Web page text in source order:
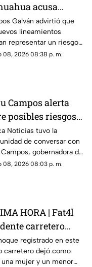
acusa
censura
desde el
Federal
Galván advirtió que
lineamientos
representar un riesgo
libertad de expresión
08, 2026 08:38 p. m.
Campos alerta
posibles riesgos
la libertad de
Noticias tuvo la
de conversar con
gobernadora de
quien habló sobre
libertad de expresión
08, 2026 08:03 p. m.
HORA | Fat4l
carretero
una mujer y un
mu3rtos en San
registrado en este
carretero dejó como
una mujer y un menor